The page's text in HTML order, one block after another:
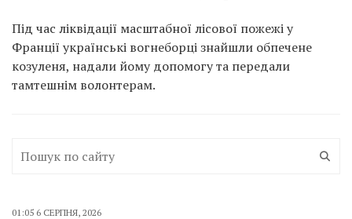
Під час ліквідації масштабної лісової пожежі у
Франції українські вогнеборці знайшли обпечене
козуленя, надали йому допомогу та передали
тамтешнім волонтерам.
01:05 6 СЕРПНЯ, 2026